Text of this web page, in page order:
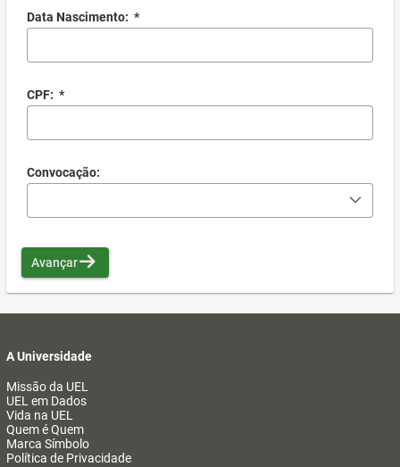
Data Nascimento: *
CPF: *
Convocação:
Avançar
A Universidade
Missão da UEL
UEL em Dados
Vida na UEL
Quem é Quem
Marca Símbolo
Política de Privacidade